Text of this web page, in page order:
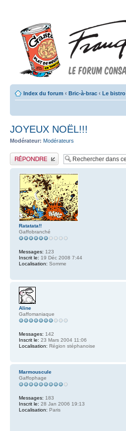
Index du forum ‹ Bric-à-brac ‹ Le bistro
JOYEUX NOËL!!!
Modérateur: Modérateurs
Publier une réponse
Ratatata!!
Gaffobranché
Messages: 123
Inscrit le: 19 Déc 2008 7:44
Localisation: Somme
Aline
Gaffomaniaque
Messages: 142
Inscrit le: 23 Mars 2004 11:06
Localisation: Région stéphanoise
Marmouscule
Gaffophage
Messages: 183
Inscrit le: 28 Jan 2006 19:13
Localisation: Paris